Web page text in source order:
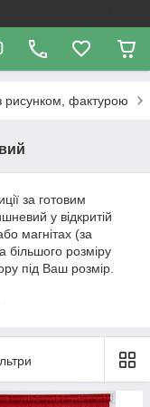
рисунком, фактурою
за готовим
у відкритій
магнітах (за
розміру
під Ваш розмір.
з нами. Ми